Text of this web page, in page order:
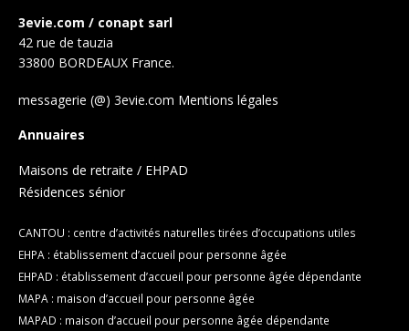
3evie.com / conapt sarl
42 rue de tauzia
33800 BORDEAUX France.
messagerie (@) 3evie.com Mentions légales
Annuaires
Maisons de retraite / EHPAD
Résidences sénior
CANTOU : centre d’activités naturelles tirées d’occupations utiles
EHPA : établissement d’accueil pour personne âgée
EHPAD : établissement d’accueil pour personne âgée dépendante
MAPA : maison d’accueil pour personne âgée
MAPAD : maison d’accueil pour personne âgée dépendante